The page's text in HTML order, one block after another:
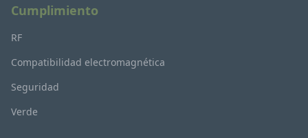
Cumplimiento
RF
Compatibilidad electromagnética
Seguridad
Verde